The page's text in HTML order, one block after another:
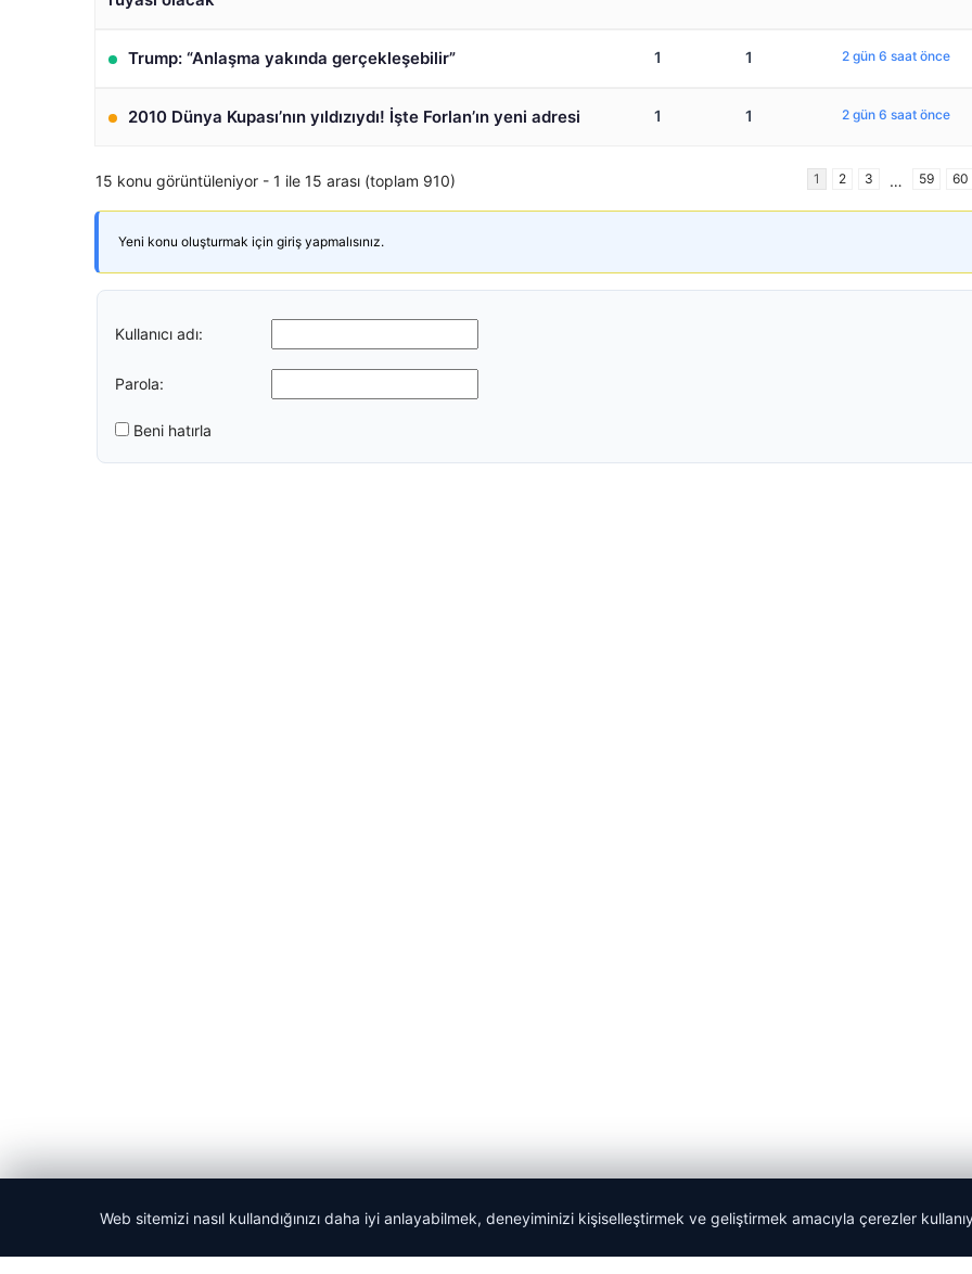
Trump: “Anlaşma yakında gerçekleşebilir” 1 1 2 gün 6 saat önce
2010 Dünya Kupası’nın yıldızıydı! İşte Forlan’ın yeni adresi 1 1 2 gün 6 saat önce
15 konu görüntüleniyor - 1 ile 15 arası (toplam 910) 1 2 3 … 59 60
Yeni konu oluşturmak için giriş yapmalısınız.
Kullanıcı adı:
Parola:
Beni hatırla
© 2026 Güncel Sayfa – Güncel Haberler
Web sitemizi nasıl kullandığınızı daha iyi anlayabilmek, deneyiminizi kişiselleştirmek ve geliştirmek amacıyla çerezler